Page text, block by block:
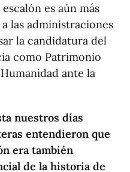
es aún más
las administraciones
la candidatura del
como Patrimonio
ante la
nuestros días
entendieron que
era también
de la historia de